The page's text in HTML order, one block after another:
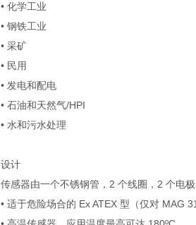
• 化学工业
• 钢铁工业
• 采矿
• 民用
• 发电和配电
• 石油和天然气/HPI
• 水和污水处理
设计
传感器由一个不锈钢管，2 个线圈，2 个电
• 适于危险场合的 Ex ATEX 型（仅对 MAG